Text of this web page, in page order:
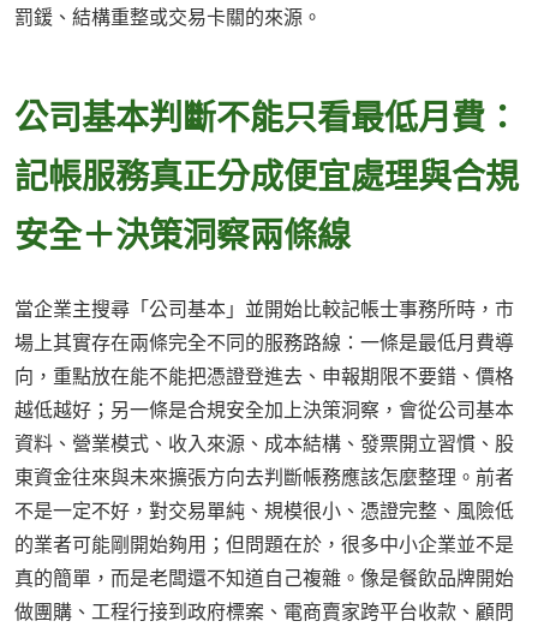
罰鍰、結構重整或交易卡關的來源。
公司基本判斷不能只看最低月費：
記帳服務真正分成便宜處理與合規
安全＋決策洞察兩條線
當企業主搜尋「公司基本」並開始比較記帳士事務所時，市
場上其實存在兩條完全不同的服務路線：一條是最低月費導
向，重點放在能不能把憑證登進去、申報期限不要錯、價格
越低越好；另一條是合規安全加上決策洞察，會從公司基本
資料、營業模式、收入來源、成本結構、發票開立習慣、股
東資金往來與未來擴張方向去判斷帳務應該怎麼整理。前者
不是一定不好，對交易單純、規模很小、憑證完整、風險低
的業者可能剛開始夠用；但問題在於，很多中小企業並不是
真的簡單，而是老闆還不知道自己複雜。像是餐飲品牌開始
做團購、工程行接到政府標案、電商賣家跨平台收款、顧問